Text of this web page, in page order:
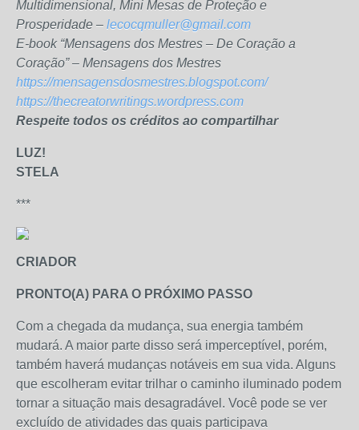
Multidimensional, Mini Mesas de Proteção e
Prosperidade – lecocqmuller@gmail.com
E-book “Mensagens dos Mestres – De Coração a
Coração” – Mensagens dos Mestres
https://mensagensdosmestres.blogspot.com/
https://thecreatorwritings.wordpress.com
Respeite todos os créditos ao compartilhar
LUZ!
STELA
***
CRIADOR
PRONTO(A) PARA O PRÓXIMO PASSO
Com a chegada da mudança, sua energia também
mudará. A maior parte disso será imperceptível, porém,
também haverá mudanças notáveis ​​em sua vida. Alguns
que escolheram evitar trilhar o caminho iluminado podem
tornar a situação mais desagradável. Você pode se ver
excluído de atividades das quais participava